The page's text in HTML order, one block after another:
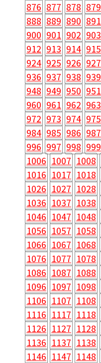
876 877 878 879
888 889 890 891
900 901 902 903
912 913 914 915
924 925 926 927
936 937 938 939
948 949 950 951
960 961 962 963
972 973 974 975
984 985 986 987
996 997 998 999
1006 1007 1008
1016 1017 1018
1026 1027 1028
1036 1037 1038
1046 1047 1048
1056 1057 1058
1066 1067 1068
1076 1077 1078
1086 1087 1088
1096 1097 1098
1106 1107 1108
1116 1117 1118
1126 1127 1128
1136 1137 1138
1146 1147 1148